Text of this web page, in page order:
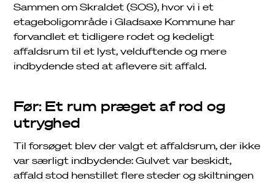
Sammen om Skraldet (SOS), hvor vi i et
etageboligområde i Gladsaxe Kommune har
forvandlet et tidligere rodet og kedeligt
affaldsrum til et lyst, velduftende og mere
indbydende sted at aflevere sit affald.
Før: Et rum præget af rod og
utryghed
Til forsøget blev der valgt et affaldsrum, der ikke
var særligt indbydende: Gulvet var beskidt,
affald stod henstillet flere steder og skiltningen